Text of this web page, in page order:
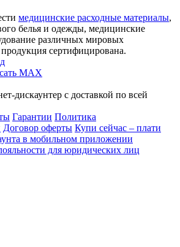
медицинские расходные материалы,
белья и одежды, медицинские
различных мировых
сертифицирована.
MAX
дискаунтер с доставкой по всей
Гарантии Политика
Договор оферты Купи сейчас – плати
в мобильном приложении
для юридических лиц